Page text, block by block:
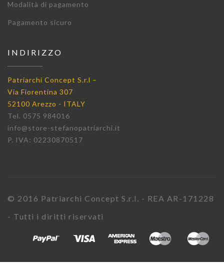
Modalità di pagamento
Pagamento sicuro
INDIRIZZO
Patriarchi Concept S.r.l –
Via Fiorentina 307
52100 Arezzo - ITALY
Tel. 0575 984016
info@store-stefanopatriarchi.it
P. IVA: 02230870517
© 2016 Patriarchi Concept S.r.l. - REA AR-171228
- Tutti i diritti riservati